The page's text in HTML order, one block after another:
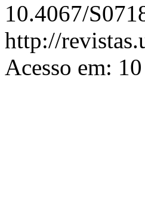
10.4067/
http://
Acesso em: